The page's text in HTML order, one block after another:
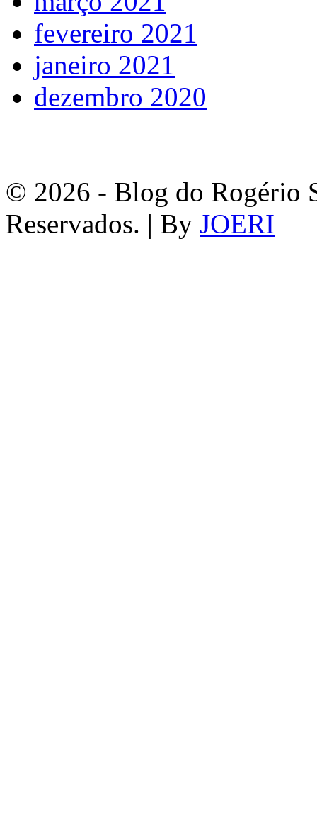
fevereiro 2021
janeiro 2021
dezembro 2020
© 2026 - Blog do Rogério
Reservados. | By JOERI